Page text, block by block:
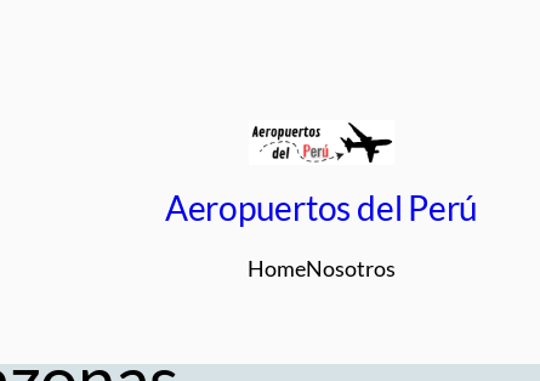
Aeropuertos del Perú
HomeNosotros